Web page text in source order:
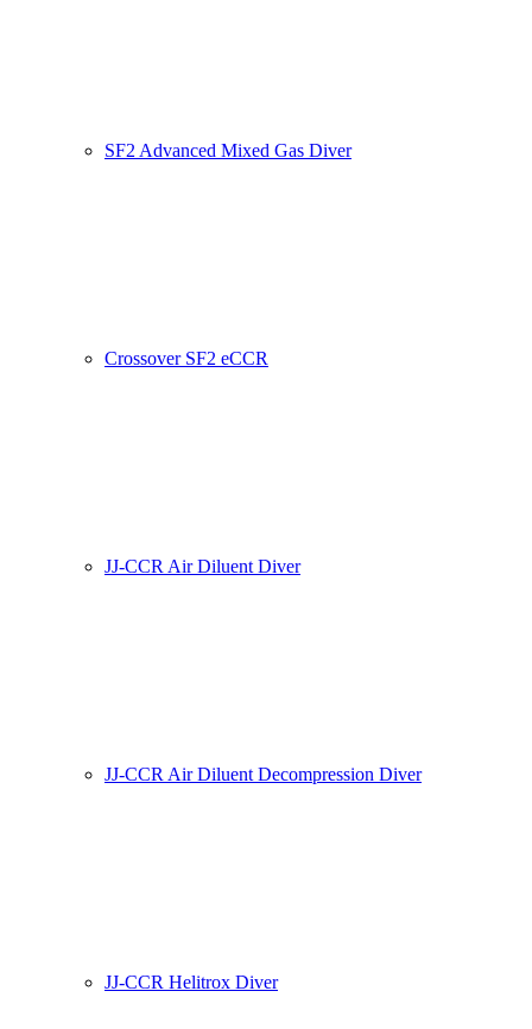
SF2 Advanced Mixed Gas Diver
Crossover SF2 eCCR
JJ-CCR Air Diluent Diver
JJ-CCR Air Diluent Decompression Diver
JJ-CCR Helitrox Diver